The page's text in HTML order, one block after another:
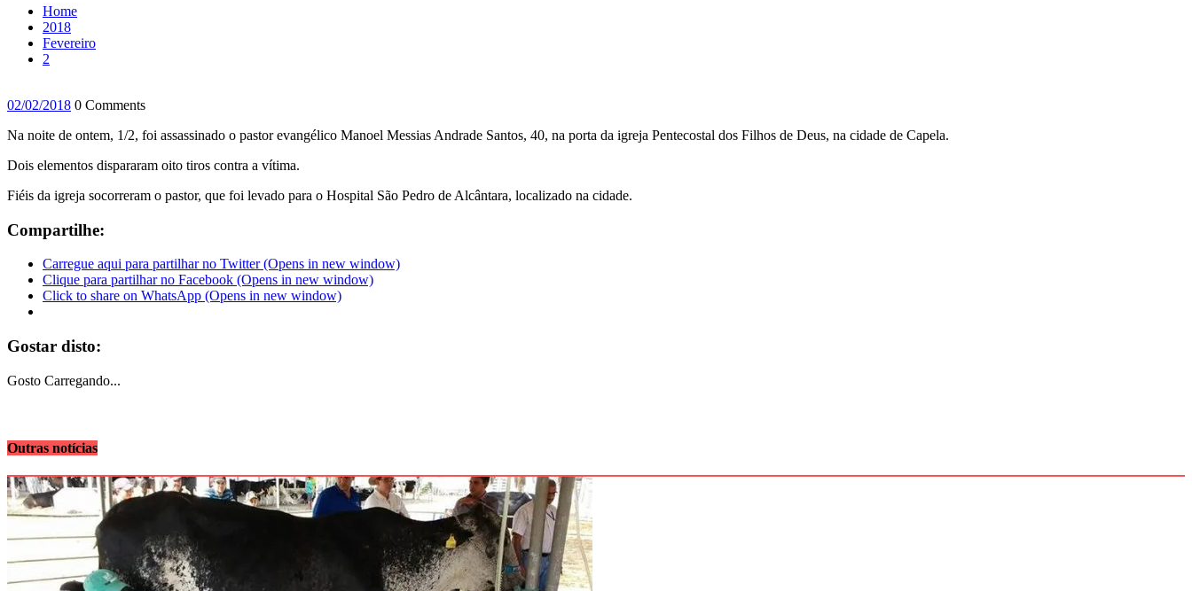
Home
2018
Fevereiro
2
02/02/2018 0 Comments
Na noite de ontem, 1/2, foi assassinado o pastor evangélico Manoel Messias Andrade Santos, 40, na porta da igreja Pentecostal dos Filhos de Deus, na cidade de Capela.
Dois elementos dispararam oito tiros contra a vítima.
Fiéis da igreja socorreram o pastor, que foi levado para o Hospital São Pedro de Alcântara, localizado na cidade.
Compartilhe:
Carregue aqui para partilhar no Twitter (Opens in new window)
Clique para partilhar no Facebook (Opens in new window)
Click to share on WhatsApp (Opens in new window)
Gostar disto:
Gosto Carregando...
Outras notícias